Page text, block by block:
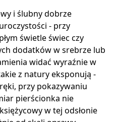
i ślubny dobrze
- przy
świetle świec czy
dodatków w srebrze lub
widać wyraźnie w
z natury eksponują -
przy pokazywaniu
pierścionka nie
w tej odsłonie